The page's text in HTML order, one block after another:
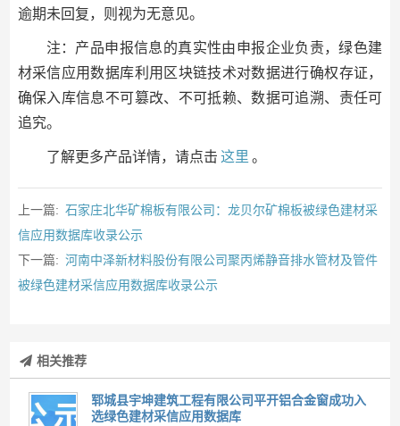
逾期未回复，则视为无意见。
注：产品申报信息的真实性由申报企业负责，绿色建
材采信应用数据库利用区块链技术对数据进行确权存证，
确保入库信息不可篡改、不可抵赖、数据可追溯、责任可
追究。
了解更多产品详情，请点击 这里 。
上一篇: 石家庄北华矿棉板有限公司：龙贝尔矿棉板被绿色建材采
信应用数据库收录公示
下一篇: 河南中泽新材料股份有限公司聚丙烯静音排水管材及管件
被绿色建材采信应用数据库收录公示
相关推荐
郓城县宇坤建筑工程有限公司平开铝合金窗成功入
选绿色建材采信应用数据库